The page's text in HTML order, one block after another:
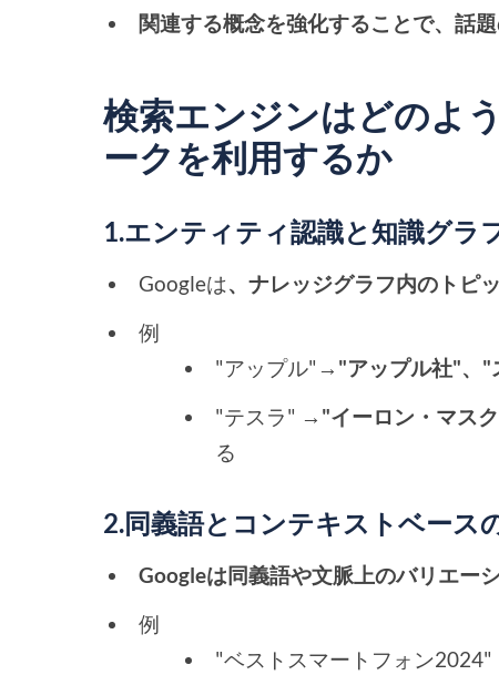
関連する概念を強化することで、話
検索エンジンはどのよ
ークを利用するか
1.エンティティ認識と知識グラ
Googleは、ナレッジグラフ内のトピ
例
"アップル"→ "アップル社"、"
"テスラ" → "イーロン・マス
る
2.同義語とコンテキストベース
Googleは同義語や文脈上のバリエー
例
"ベストスマートフォン